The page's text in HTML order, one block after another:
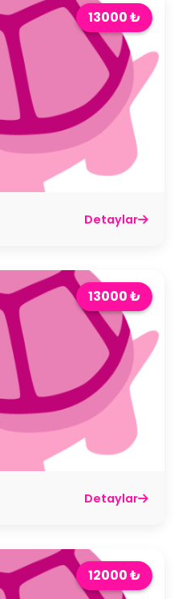
13000 ₺
Detaylar
13000 ₺
Detaylar
12000 ₺